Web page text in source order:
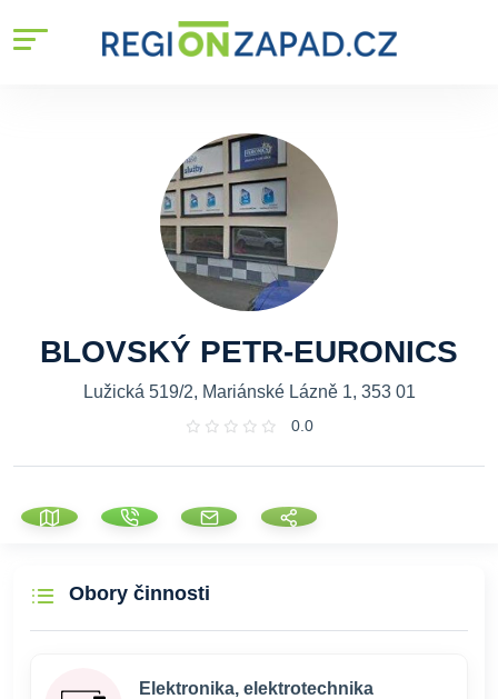
BLOVSKÝ PETR-EURONICS
Lužická 519/2, Mariánské Lázně 1, 353 01
0.0
Obory činnosti
Elektronika, elektrotechnika